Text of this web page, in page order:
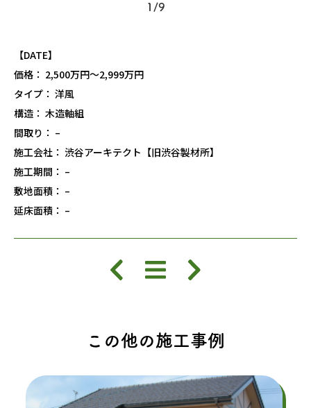
1 /9
【DATE】
価格： 2,500万円〜2,999万円
タイプ： 洋風
構造： 木造軸組
間取り： –
施工会社： 渋谷アーキテクト【旧渋谷製材所】
施工期間： –
敷地面積： –
延床面積： –
この他の施工事例